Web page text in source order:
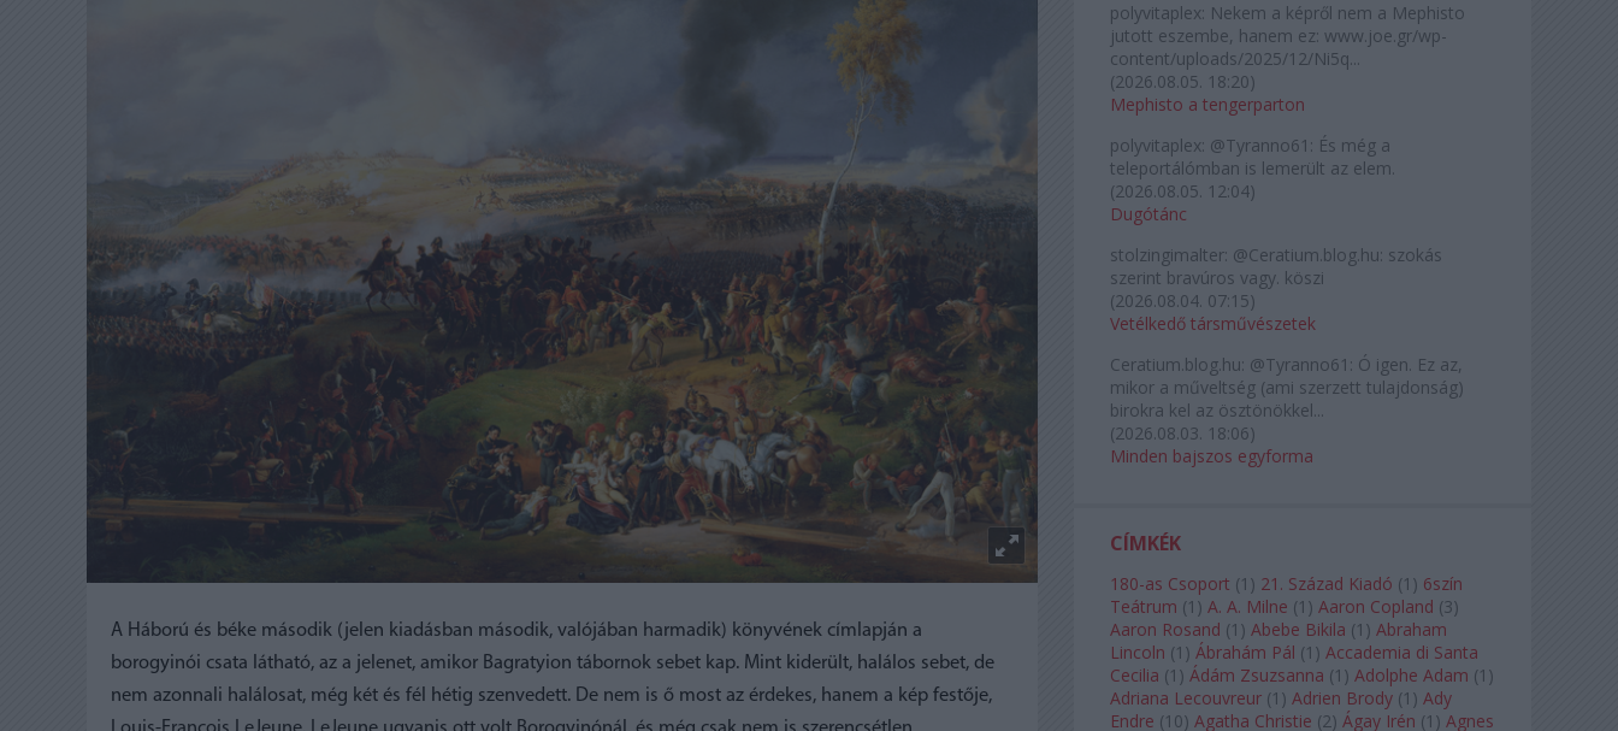
A Háború és béke második (jelen kiadásban második, valójában harmadik) könyvének címlapján a
borogyinói csata látható, az a jelenet, amikor Bagratyion tábornok sebet kap. Mint kiderült, halálos sebet, de
nem azonnali halálosat, még két és fél hétig szenvedett. De nem is ő most az érdekes, hanem a kép festője,
polyvitaplex: Nekem a képről nem a Mephisto
jutott eszembe, hanem ez: www.joe.gr/wp-
content/uploads/2025/12/Ni5q...
(2026.08.05. 18:20)
Mephisto a tengerparton
polyvitaplex: @Tyranno61: És még a
teleportálómban is lemerült az elem.
(2026.08.05. 12:04)
Dugótánc
stolzingimalter: @Ceratium.blog.hu: szokás
szerint bravúros vagy. köszi
(2026.08.04. 07:15)
Vetélkedő társművészetek
Ceratium.blog.hu: @Tyranno61: Ó igen. Ez az,
mikor a műveltség (ami szerzett tulajdonság)
birokra kel az ösztönökkel...
(2026.08.03. 18:06)
Minden bajszos egyforma
CÍMKÉK
180-as Csoport (1 ) 21. Század Kiadó (1 ) 6szín
Teátrum (1 ) A. A. Milne (1 ) Aaron Copland (3)
Aaron Rosand (1 ) Abebe Bikila (1 ) Abraham
Lincoln (1 ) Ábrahám Pál (1 ) Accademia di Santa
Cecilia (1 ) Ádám Zsuzsanna (1 ) Adolphe Adam (1 )
Adriana Lecouvreur (1 ) Adrien Brody (1 ) Ady
Endre (10) Agatha Christie (2) Ágay Irén (1 ) Agnes